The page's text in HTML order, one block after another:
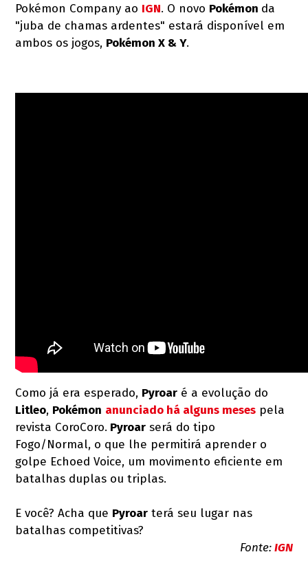
Pokémon Company ao IGN. O novo Pokémon da
"juba de chamas ardentes" estará disponível em
ambos os jogos, Pokémon X & Y.
Como já era esperado, Pyroar é a evolução do
Litleo, Pokémon anunciado há alguns meses pela
revista CoroCoro. Pyroar será do tipo
Fogo/Normal, o que lhe permitirá aprender o
golpe Echoed Voice, um movimento eficiente em
batalhas duplas ou triplas.
E você? Acha que Pyroar terá seu lugar nas
batalhas competitivas?
Fonte:IGN